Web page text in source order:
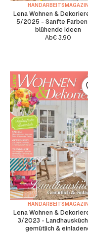
HANDARBEITSMAGAZIN
Lena Wohnen &
5/2025 - Sanfte Farben
blühende Ideen
Ab€3.90
HANDARBEITSMAGAZIN
Lena Wohnen &
3/2023 -
gemütlich &